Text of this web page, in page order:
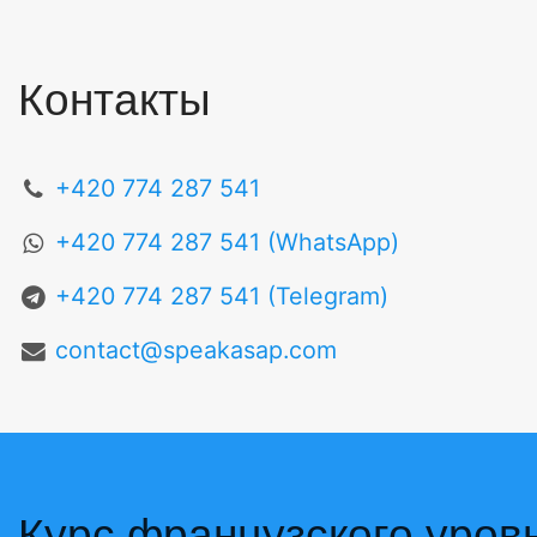
Контакты
+420 774 287 541
+420 774 287 541 (WhatsApp)
+420 774 287 541 (Telegram)
contact@speakasap.com